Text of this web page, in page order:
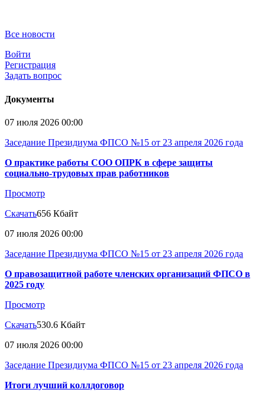
Все новости
Войти
Регистрация
Задать вопрос
Документы
07 июля 2026 00:00
Заседание Президиума ФПСО №15 от 23 апреля 2026 года
О практике работы СОО ОПРК в сфере защиты
социально-трудовых прав работников
Просмотр
Скачать656 Кбайт
07 июля 2026 00:00
Заседание Президиума ФПСО №15 от 23 апреля 2026 года
О правозащитной работе членских организаций ФПСО в
2025 году
Просмотр
Скачать530.6 Кбайт
07 июля 2026 00:00
Заседание Президиума ФПСО №15 от 23 апреля 2026 года
Итоги лучший коллдоговор